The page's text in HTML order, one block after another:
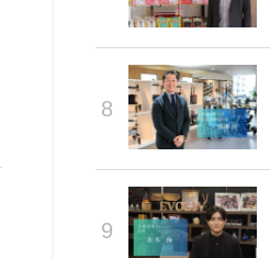
8
9